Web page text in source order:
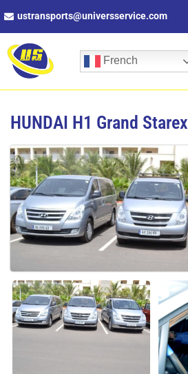
ustransports@universservice.com
French
HUNDAI H1 Grand Starex